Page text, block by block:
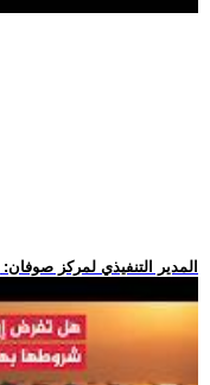
.. المدير التنفيذي لمركز